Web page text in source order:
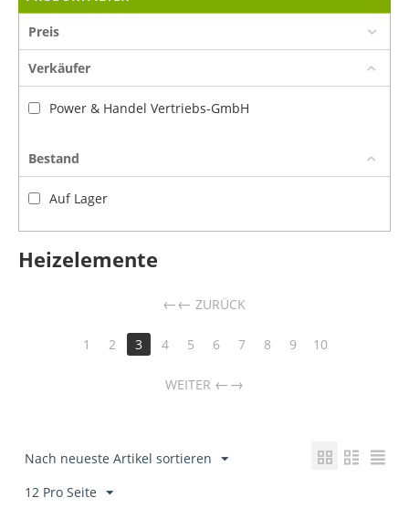
Preis
Verkäufer
Power & Handel Vertriebs-GmbH
Bestand
Auf Lager
Heizelemente
← ZURÜCK
1 2 3 4 5 6 7 8 9 10
WEITER →
Nach neueste Artikel sortieren
12 Pro Seite